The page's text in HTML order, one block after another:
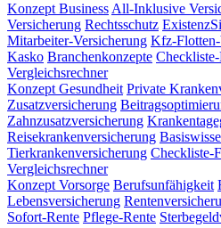
Konzept Business All-Inklusive
Versicherung Rechtsschutz
Mitarbeiter-Versicherung Kfz-
Kasko Branchenkonzepte
Vergleichsrechner
Konzept Gesundheit Private
Zusatzversicherung
Zahnzusatzversicherung
Reisekrankenversicherung
Tierkrankenversicherung Checkliste-
Vergleichsrechner
Konzept Vorsorge Berufsunfähigkeit
Lebensversicherung
Sofort-Rente Pflege-Rente